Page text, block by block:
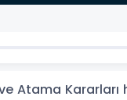
Atama